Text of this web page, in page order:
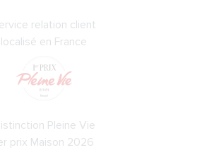
relation client
localisé en France
Pleine Vie
prix Maison 2026